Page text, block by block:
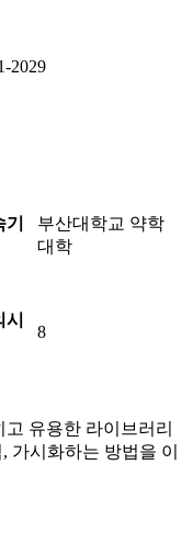
2029
부산대학교 약학
대학
8
유용한 라이브러리
가시화하는 방법을 이